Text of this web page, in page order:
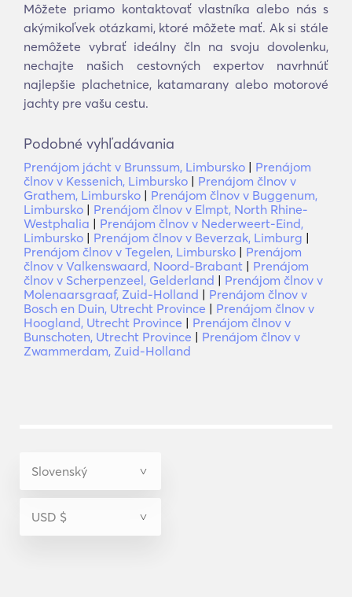
Môžete priamo kontaktovať vlastníka alebo nás s
akýmikoľvek otázkami, ktoré môžete mať. Ak si stále
nemôžete vybrať ideálny čln na svoju dovolenku,
nechajte našich cestovných expertov navrhnúť
najlepšie plachetnice, katamarany alebo motorové
jachty pre vašu cestu.
Podobné vyhľadávania
Prenájom jácht v Brunssum, Limbursko | Prenájom
člnov v Kessenich, Limbursko | Prenájom člnov v
Grathem, Limbursko | Prenájom člnov v Buggenum,
Limbursko | Prenájom člnov v Elmpt, North Rhine-
Westphalia | Prenájom člnov v Nederweert-Eind,
Limbursko | Prenájom člnov v Beverzak, Limburg |
Prenájom člnov v Tegelen, Limbursko | Prenájom
člnov v Valkenswaard, Noord-Brabant | Prenájom
člnov v Scherpenzeel, Gelderland | Prenájom člnov v
Molenaarsgraaf, Zuid-Holland | Prenájom člnov v
Bosch en Duin, Utrecht Province | Prenájom člnov v
Hoogland, Utrecht Province | Prenájom člnov v
Bunschoten, Utrecht Province | Prenájom člnov v
Zwammerdam, Zuid-Holland